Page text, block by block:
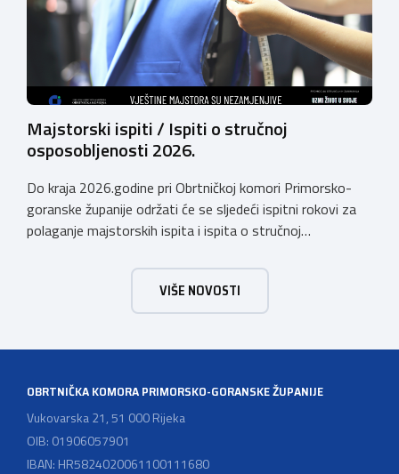
Majstorski ispiti / Ispiti o stručnoj
osposobljenosti 2026.
Do kraja 2026.godine pri Obrtničkoj komori Primorsko-
goranske županije održati će se sljedeći ispitni rokovi za
polaganje majstorskih ispita i ispita o stručnoj
prosinac 2026. Pri Obrtničkoj komori Primorsko-goranske
županije djeluju Komisije za polaganje majstorskih ispita
za sljedeća MAJSTORSKA ZVANJA: Za pristup ispitu
VIŠE NOVOSTI
OBRTNIČKA KOMORA PRIMORSKO-GORANSKE ŽUPANIJE
Vukovarska 21, 51 000 Rijeka
OIB: 01906057901
IBAN: HR5824020061100111680